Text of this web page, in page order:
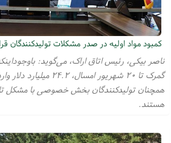
کمبود مواد اولیه در صدر مشکلات تولیدکنندگان
ناصر بیکی، رئیس اتاق اراک، می‌گوید:
گمرک تا ۲۰ شهریور امسال،
همچنان تولیدکنندگان بخش خصوصی با مشکل
هستند.